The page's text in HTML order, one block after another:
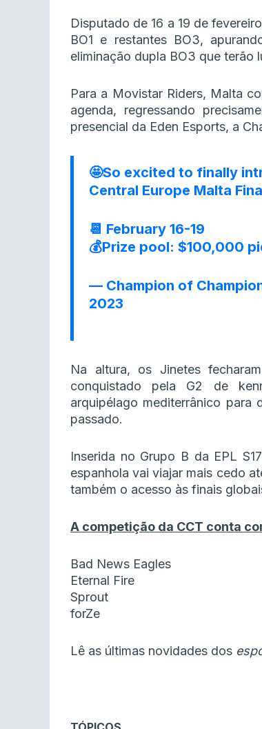
Disputado de 16 a 19 de
BO1 e restantes BO3,
eliminação dupla BO3 que terão
Para a Movistar Riders, Malta
agenda, regressando
presencial da Eden Esports, a
🤩So excited to finally
Central Europe Malta
📆 February 16-19
💰Prize pool: $100,000
— Champion of
2023
Na altura, os Jinetes
conquistado pela G2 de
arquipélago mediterrânico para
passado.
Inserida no Grupo B da EPL
espanhola vai viajar mais cedo
também o acesso às finais
A competição da CCT conta
Bad News Eagles
Eternal Fire
Sprout
forZe
Lê as últimas novidades dos